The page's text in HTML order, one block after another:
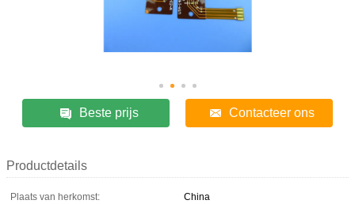
Beste prijs Contacteer ons
Productdetails
Plaats van herkomst:
China